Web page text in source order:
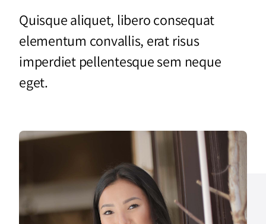
Quisque aliquet, libero consequat
elementum convallis, erat risus
imperdiet pellentesque sem neque
eget.